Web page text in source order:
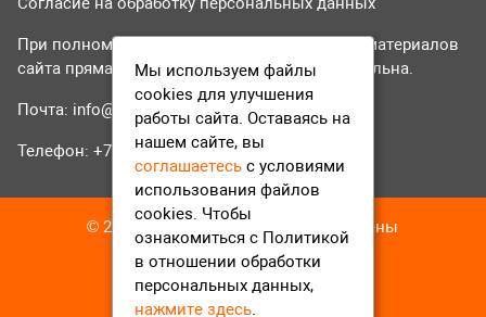
При полном или частичном использовании материалов
сайта прямая гиперссылка на tvr24.tv обязательна.
Почта: info@tvr24.tv
Телефон: +7 (496) 551-04-95
© 2016-2023 ТВР24 Все права защищены
Мы используем файлы
cookies для улучшения
работы сайта. Оставаясь на
нашем сайте, вы
соглашаетесь с условиями
использования файлов
cookies. Чтобы
ознакомиться с Политикой
в отношении обработки
персональных данных,
нажмите здесь.